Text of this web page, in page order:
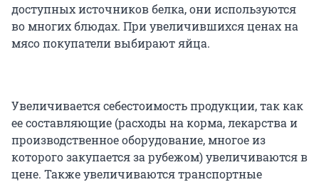
доступных источников белка, они используются
во многих блюдах. При увеличившихся ценах на
мясо покупатели выбирают яйца.
Увеличивается себестоимость продукции, так как
ее составляющие (расходы на корма, лекарства и
производственное оборудование, многое из
которого закупается за рубежом) увеличиваются в
цене. Также увеличиваются транспортные